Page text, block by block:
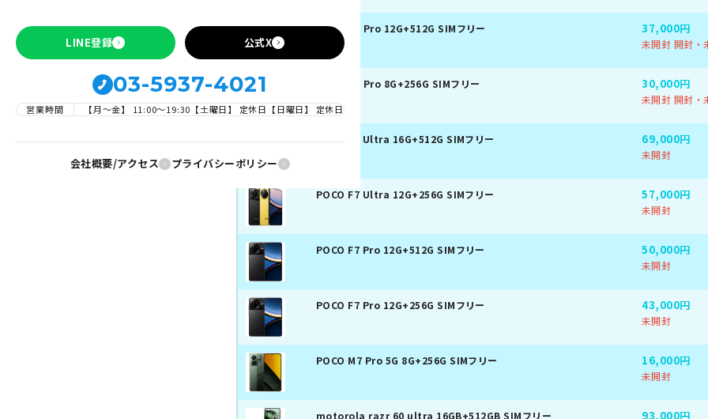
SIMロックの解除について
LINE登録 公式X
03-5937-4021
営業時間 【月～金】 11:00〜19:30 【土曜日】 定休日 【日曜日】 定休日
会社概要/アクセス プライバシーポリシー
POCO X7 Pro 12G+512G SIMフリー 37,000円
未開封 開封・
POCO X7 Pro 8G+256G SIMフリー 30,000円
未開封 開封・
POCO F7 Ultra 16G+512G SIMフリー 69,000円
未開封
POCO F7 Ultra 12G+256G SIMフリー 57,000円
未開封
POCO F7 Pro 12G+512G SIMフリー 50,000円
未開封
POCO F7 Pro 12G+256G SIMフリー 43,000円
未開封
POCO M7 Pro 5G 8G+256G SIMフリー 16,000円
未開封
motorola razr 60 ultra 16GB+512GB SIMフリー 93,000円